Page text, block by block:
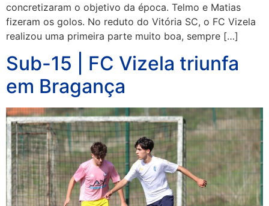
concretizaram o objetivo da época. Telmo e Matias
fizeram os golos. No reduto do Vitória SC, o FC Vizela
realizou uma primeira parte muito boa, sempre […]
Sub-15 | FC Vizela triunfa
em Bragança